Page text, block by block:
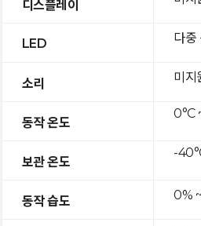
디스플레이
LED
소리
동작 온도
보관 온도
동작 습도
다중
미지
0°C
-
0%